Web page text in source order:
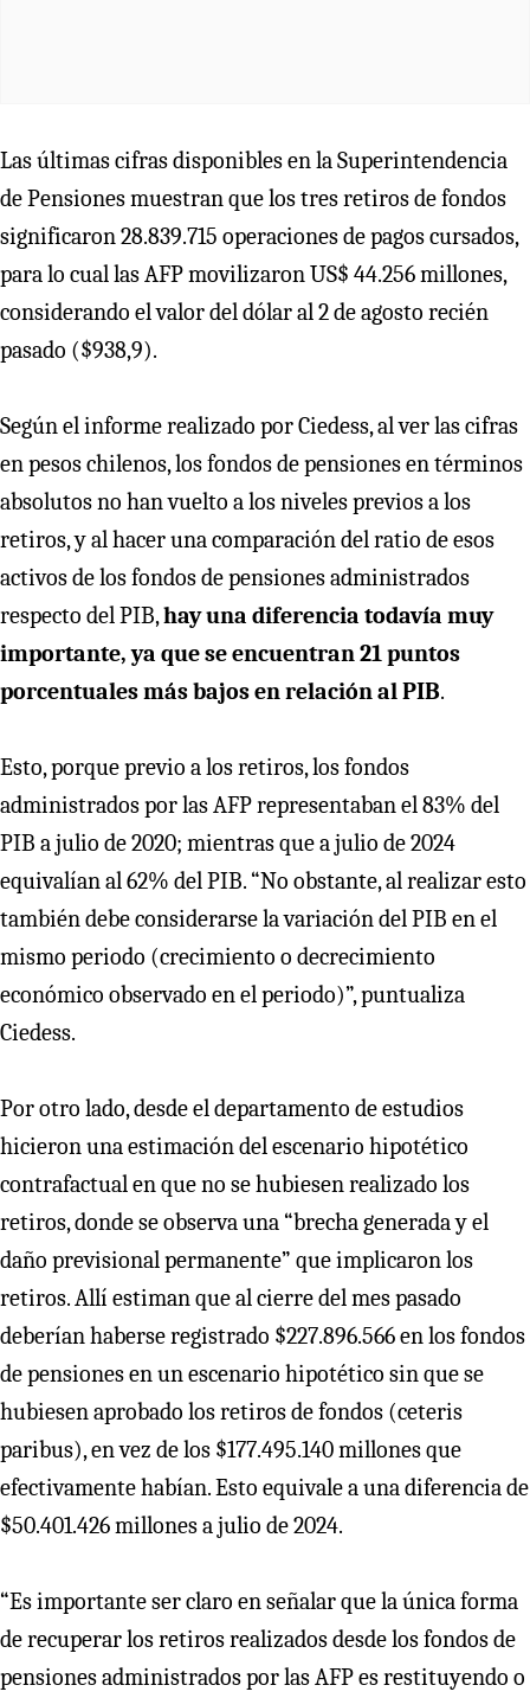
Las últimas cifras disponibles en la Superintendencia
de Pensiones muestran que los tres retiros de fondos
significaron 28.839.715 operaciones de pagos cursados,
para lo cual las AFP movilizaron US$ 44.256 millones,
considerando el valor del dólar al 2 de agosto recién
pasado ($938,9).
Según el informe realizado por Ciedess, al ver las cifras
en pesos chilenos, los fondos de pensiones en términos
absolutos no han vuelto a los niveles previos a los
retiros, y al hacer una comparación del ratio de esos
activos de los fondos de pensiones administrados
respecto del PIB,hay una diferencia todavía muy
importante, ya que se encuentran 21 puntos
porcentuales más bajos en relación al PIB.
Esto, porque previo a los retiros, los fondos
administrados por las AFP representaban el 83% del
PIB a julio de 2020; mientras que a julio de 2024
equivalían al 62% del PIB. “No obstante, al realizar esto
también debe considerarse la variación del PIB en el
mismo periodo (crecimiento o decrecimiento
económico observado en el periodo)”, puntualiza
Ciedess.
Por otro lado, desde el departamento de estudios
hicieron una estimación del escenario hipotético
contrafactual en que no se hubiesen realizado los
retiros, donde se observa una “brecha generada y el
daño previsional permanente” que implicaron los
retiros. Allí estiman que al cierre del mes pasado
deberían haberse registrado $227.896.566 en los fondos
de pensiones en un escenario hipotético sin que se
hubiesen aprobado los retiros de fondos (ceteris
paribus), en vez de los $177.495.140 millones que
efectivamente habían. Esto equivale a una diferencia de
$50.401.426 millones a julio de 2024.
“Es importante ser claro en señalar que la única forma
de recuperar los retiros realizados desde los fondos de
pensiones administrados por las AFP es restituyendo o